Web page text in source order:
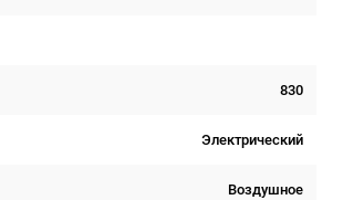
830
Электрический
Воздушное